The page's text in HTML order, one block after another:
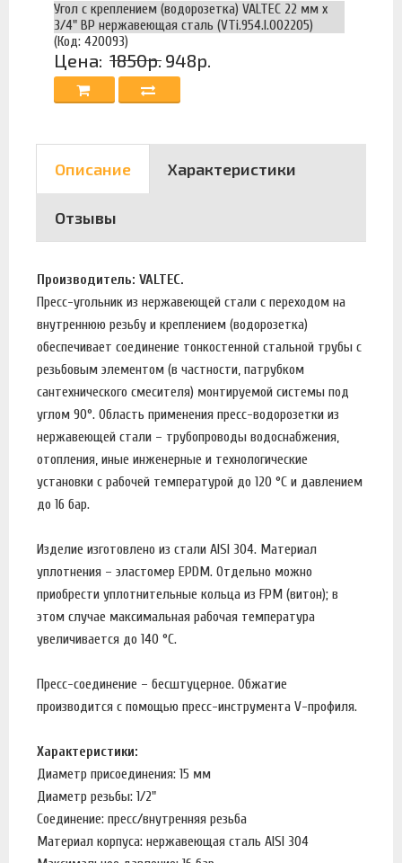
Угол с креплением (водорозетка) VALTEC 22 мм х
3/4" ВР нержавеющая сталь (VTi.954.I.002205)
(Код: 420093)
Цена: 1850р. 948р.
Описание Характеристики
Отзывы
Производитель: VALTEC.
Пресс-угольник из нержавеющей стали с переходом на
внутреннюю резьбу и креплением (водорозетка)
обеспечивает соединение тонкостенной стальной трубы с
резьбовым элементом (в частности, патрубком
сантехнического смесителя) монтируемой системы под
углом 90°. Область применения пресс-водорозетки из
нержавеющей стали – трубопроводы водоснабжения,
отопления, иные инженерные и технологические
установки с рабочей температурой до 120 °С и давлением
до 16 бар.
Изделие изготовлено из стали AISI 304. Материал
уплотнения – эластомер EPDM. Отдельно можно
приобрести уплотнительные кольца из FPM (витон); в
этом случае максимальная рабочая температура
увеличивается до 140 °С.
Пресс-соединение – бесштуцерное. Обжатие
производится с помощью пресс-инструмента V-профиля.
Характеристики:
Диаметр присоединения: 15 мм
Диаметр резьбы: 1/2"
Соединение: пресс/внутренняя резьба
Материал корпуса: нержавеющая сталь AISI 304